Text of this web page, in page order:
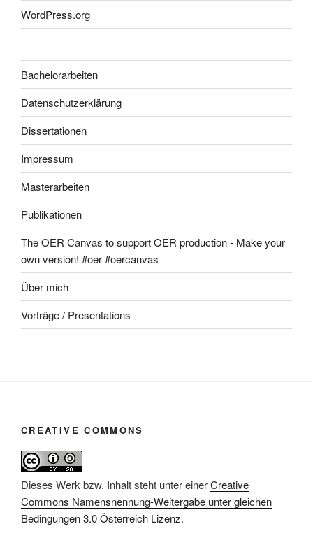
WordPress.org
Bachelorarbeiten
Datenschutzerklärung
Dissertationen
Impressum
Masterarbeiten
Publikationen
The OER Canvas to support OER production - Make your
own version! #oer #oercanvas
Über mich
Vorträge / Presentations
CREATIVE COMMONS
Dieses Werk bzw. Inhalt steht unter einerCreative
Commons Namensnennung-Weitergabe unter gleichen
Bedingungen 3.0 Österreich Lizenz.